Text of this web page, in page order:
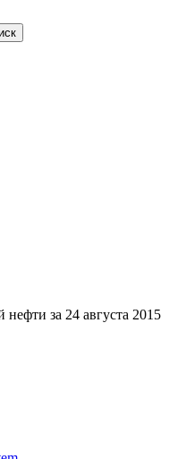
за 24 августа 2015